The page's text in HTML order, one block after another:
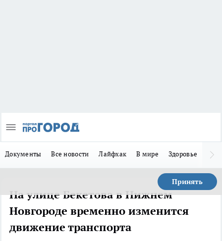
Документы Все новости Лайфхак В мире Здоровье
Принять
На улице Бекетова в Нижнем
Новгороде временно изменится
движение транспорта